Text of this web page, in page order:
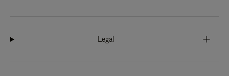
Legal